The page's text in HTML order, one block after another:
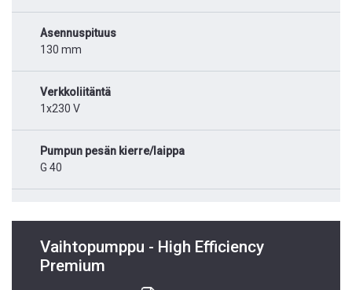
Asennuspituus
130 mm
Verkkoliitäntä
1x230 V
Pumpun pesän kierre/laippa
G 40
Vaihtopumppu - High Efficiency
Premium